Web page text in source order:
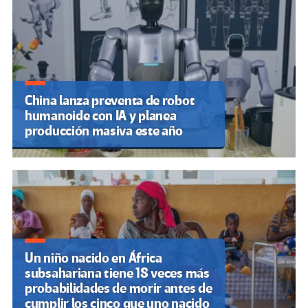
entradas
China lanza preventa de robot
humanoide con IA y planea
producción masiva este año
Un niño nacido en África
subsahariana tiene 18 veces más
probabilidades de morir antes de
cumplir los cinco que uno nacido